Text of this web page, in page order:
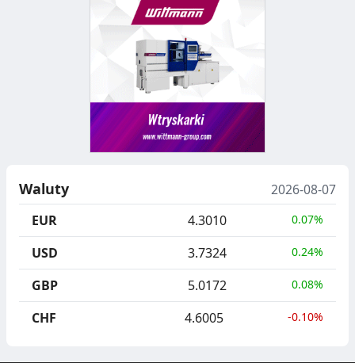
Waluty
2026-08-07
EUR
4.3010 0.07%
USD 3.7324 0.24%
GBP 5.0172 0.08%
CHF 4.6005 -0.10%